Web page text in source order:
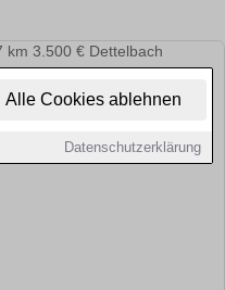
Alle Cookies ablehnen
Datenschutzerklärung